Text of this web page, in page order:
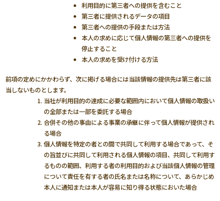
利用目的に第三者への提供を含むこと
第三者に提供されるデータの項目
第三者への提供の手段または方法
本人の求めに応じて個人情報の第三者への提供を
停止すること
本人の求めを受け付ける方法
前項の定めにかかわらず、次に掲げる場合には当該情報の提供先は第三者に該
当しないものとします。
当社が利用目的の達成に必要な範囲内において個人情報の取扱い
の全部または一部を委託する場合
合併その他の事由による事業の承継に伴って個人情報が提供され
る場合
個人情報を特定の者との間で共同して利用する場合であって、そ
の旨並びに共同して利用される個人情報の項目、共同して利用す
るものの範囲、利用する者の利用目的および当該個人情報の管理
について責任を有する者の氏名または名称について、あらかじめ
本人に通知または本人が容易に知り得る状態においた場合